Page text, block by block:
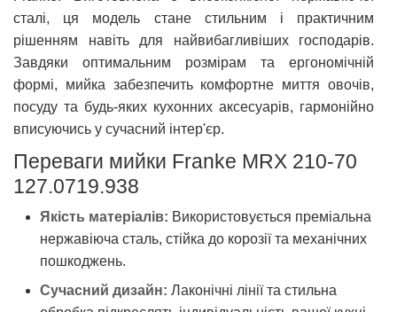
сталі, ця модель стане стильним і практичним
рішенням навіть для найвибагливіших господарів.
Завдяки оптимальним розмірам та ергономічній
формі, мийка забезпечить комфортне миття овочів,
посуду та будь-яких кухонних аксесуарів, гармонійно
вписуючись у сучасний інтер'єр.
Переваги мийки Franke MRX 210-70
127.0719.938
Якість матеріалів: Використовується преміальна
нержавіюча сталь, стійка до корозії та механічних
пошкоджень.
Сучасний дизайн: Лаконічні лінії та стильна